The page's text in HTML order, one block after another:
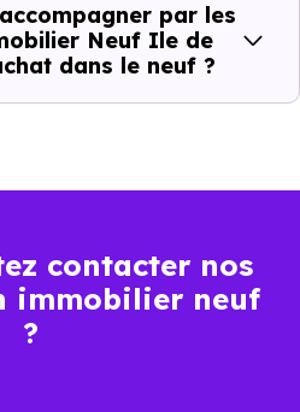
des biens réels
moins d’incertitudes
adapté si vous
par les
Neuf Ile de
dans le neuf ?
contacter nos
immobilier neuf
?